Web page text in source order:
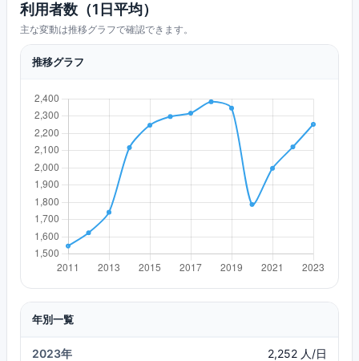
利用者数（1日平均）
主な変動は推移グラフで確認できます。
推移グラフ
年別一覧
2023年 2,252 人/日